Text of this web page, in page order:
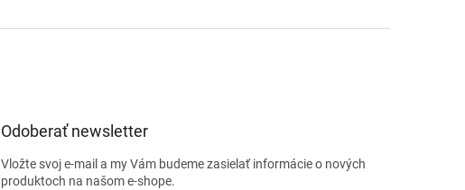
Odoberať newsletter
Vložte svoj e-mail a my Vám budeme zasielať informácie o nových
produktoch na našom e-shope.